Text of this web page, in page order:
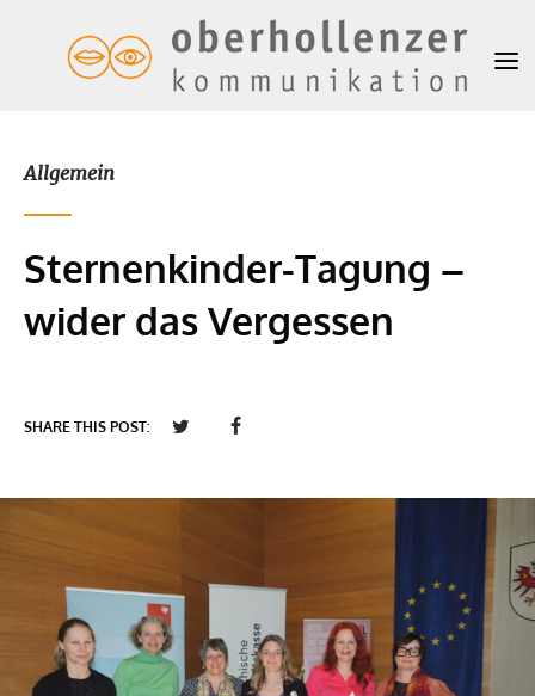
Allgemein
Sternenkinder-Tagung –
wider das Vergessen
SHARE THIS POST: